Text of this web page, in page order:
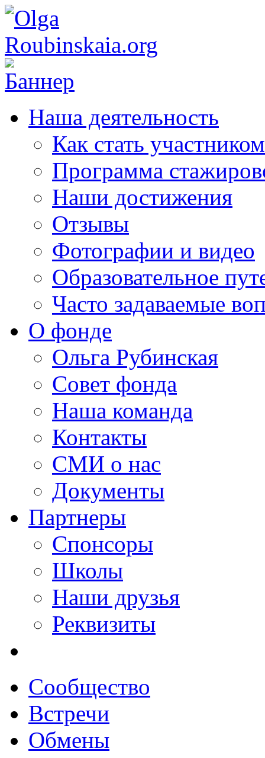
Наша деятельность
Как стать участником
Программа
Наши достижения
Отзывы
Фотографии и видео
Образовательное
Часто задаваемые
О фонде
Ольга Рубинская
Совет фонда
Наша команда
Контакты
СМИ о нас
Документы
Партнеры
Спонсоры
Школы
Наши друзья
Реквизиты
Сообщество
Встречи
Обмены